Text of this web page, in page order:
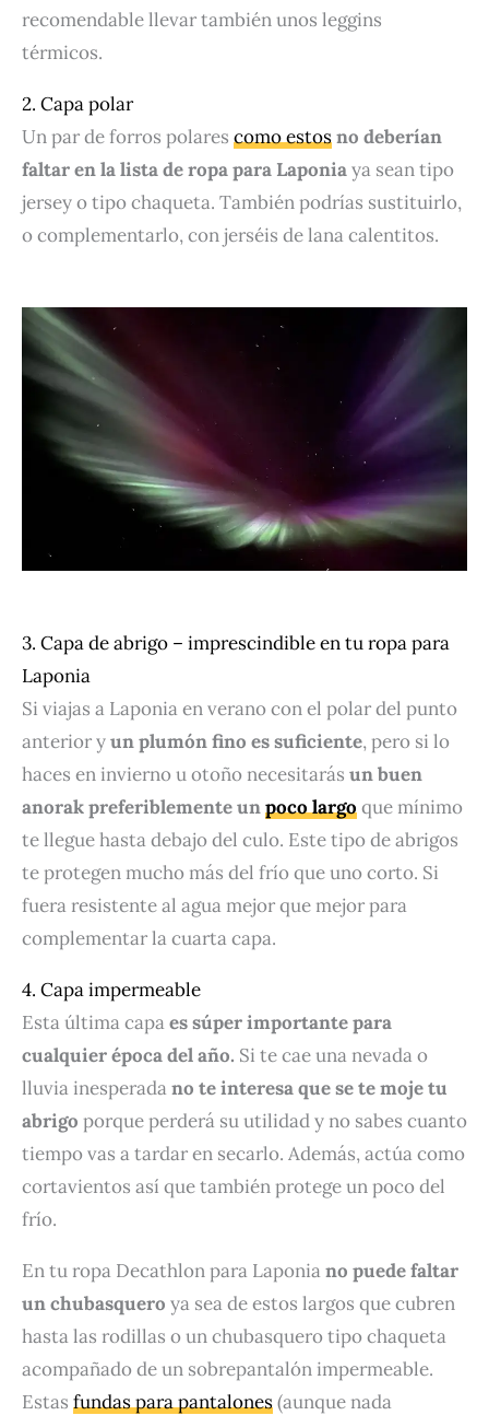
recomendable llevar también unos leggins
térmicos.
2. Capa polar
Un par de forros polares como estosno deberían
faltar en la lista de ropa para Laponiaya sean tipo
jersey o tipo chaqueta. También podrías sustituirlo,
o complementarlo, con jerséis de lana calentitos.
3. Capa de abrigo – imprescindible en tu ropa para
Laponia
Si viajas a Laponia en verano con el polar del punto
anterior yun plumón fino essuficiente, pero si lo
haces en invierno u otoño necesitarás un buen
anorak preferiblemente unpoco largoque mínimo
te llegue hasta debajo del culo. Este tipo de abrigos
te protegen mucho más del frío que uno corto. Si
fuera resistente al agua mejor que mejor para
complementar la cuarta capa.
4. Capa impermeable
Esta última capaes súper importante para
cualquier época del año. Si te cae una nevada o
lluvia inesperadano te interesa que se te moje tu
abrigo porque perderá su utilidad y no sabes cuanto
tiempo vas a tardar en secarlo. Además, actúa como
cortavientos así que también protege un poco del
frío.
En tu ropa Decathlon para Laponiano puede faltar
un chubasquero ya sea de estos largos que cubren
hasta las rodillas o un chubasquero tipo chaqueta
acompañado de un sobrepantalón impermeable.
Estas fundas para pantalones(aunque nada